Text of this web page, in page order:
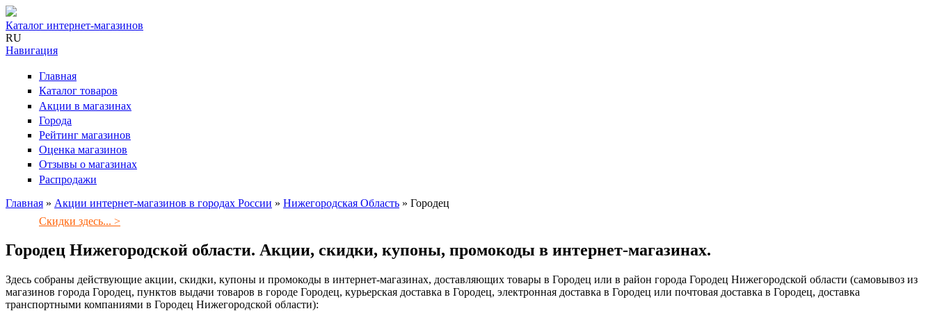
Каталог интернет-магазинов
RU
Навигация
Главная
Каталог товаров
Акции в магазинах
Города
Рейтинг магазинов
Оценка магазинов
Отзывы о магазинах
Распродажи
Вы здесь
Главная » Акции интернет-магазинов в городах России » Нижегородская Область » Городец
Скидки здесь... >
Городец Нижегородской области. Акции, скидки, купоны, промокоды в интернет-магазинах.
Здесь собраны действующие акции, скидки, купоны и промокоды в интернет-магазинах, доставляющих товары в Городец или в район города Городец Нижегородской области (самовывоз из
магазинов города Городец, пунктов выдачи товаров в городе Городец, курьерская доставка в Городец, электронная доставка в Городец или почтовая доставка в Городец, доставка
транспортными компаниями в Городец Нижегородской области):